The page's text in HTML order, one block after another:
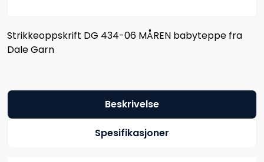
Strikkeoppskrift DG 434-06 MÅREN babyteppe fra
Dale Garn
Beskrivelse
Spesifikasjoner